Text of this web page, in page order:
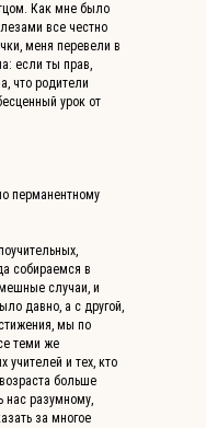
Как мне было
все честно
меня перевели в
если ты прав,
что родители
урок от
перманентному
собираемся в
случаи, и
давно, а с другой,
мы по
теми же
и тех, кто
больше
нас разумному,
за многое